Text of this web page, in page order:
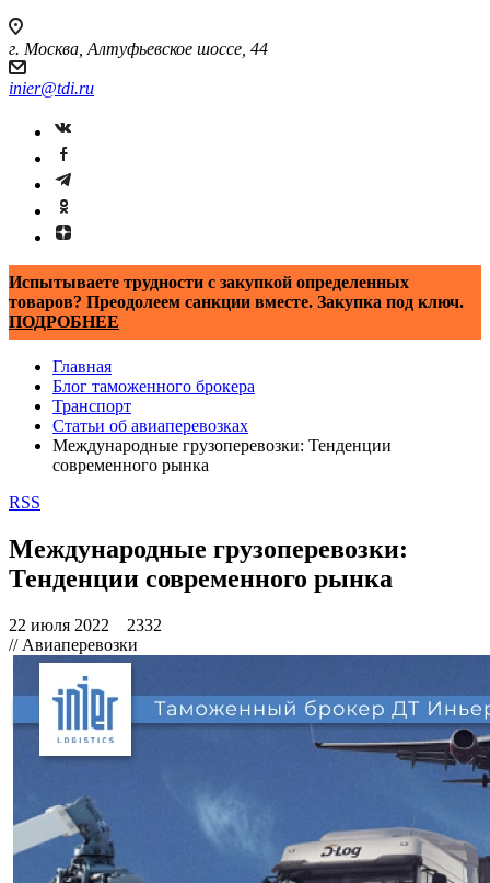
г. Москва, Алтуфьевское шоссе, 44
inier@tdi.ru
Испытываете трудности с закупкой определенных
товаров? Преодолеем санкции вместе. Закупка под ключ.
ПОДРОБНЕЕ
Главная
Блог таможенного брокера
Транспорт
Статьи об авиаперевозках
Международные грузоперевозки: Тенденции
современного рынка
RSS
Международные грузоперевозки:
Тенденции современного рынка
22 июля 2022
2332
// Авиаперевозки